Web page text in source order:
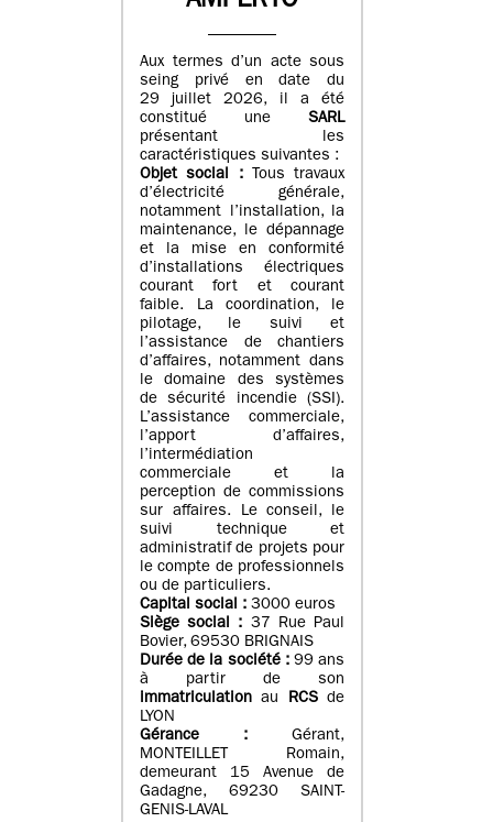
Aux termes d’un acte sous
seing privé en date du
29 juillet 2026, il a été
constitué une SARL
présentant les
caractéristiques suivantes :
Objet social :
Tous travaux
d’électricité générale,
notamment l’installation, la
maintenance, le dépannage
et la mise en conformité
d’installations électriques
courant fort et courant
faible. La coordination, le
pilotage, le suivi et
l’assistance de chantiers
d’affaires, notamment dans
le domaine des systèmes
de sécurité incendie (SSI).
L’assistance commerciale,
l’apport d’affaires,
l’intermédiation
commerciale et la
perception de commissions
sur affaires. Le conseil, le
suivi technique et
administratif de projets pour
le compte de professionnels
ou de particuliers.
Capital social : 3000 euros
Siège social : 37 Rue Paul
Bovier, 69530 BRIGNAIS
Durée de la société : 99 ans
à partir de son
immatriculation au RCSde
LYON
Gérance :
Gérant,
MONTEILLET Romain,
demeurant 15 Avenue de
Gadagne, 69230 SAINT-
GENIS-LAVAL